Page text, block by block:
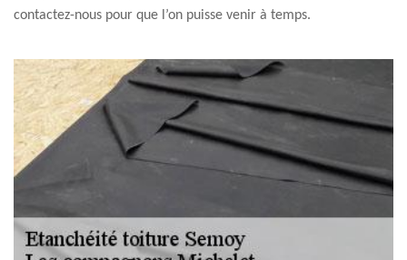
contactez-nous pour que l’on puisse venir à temps.